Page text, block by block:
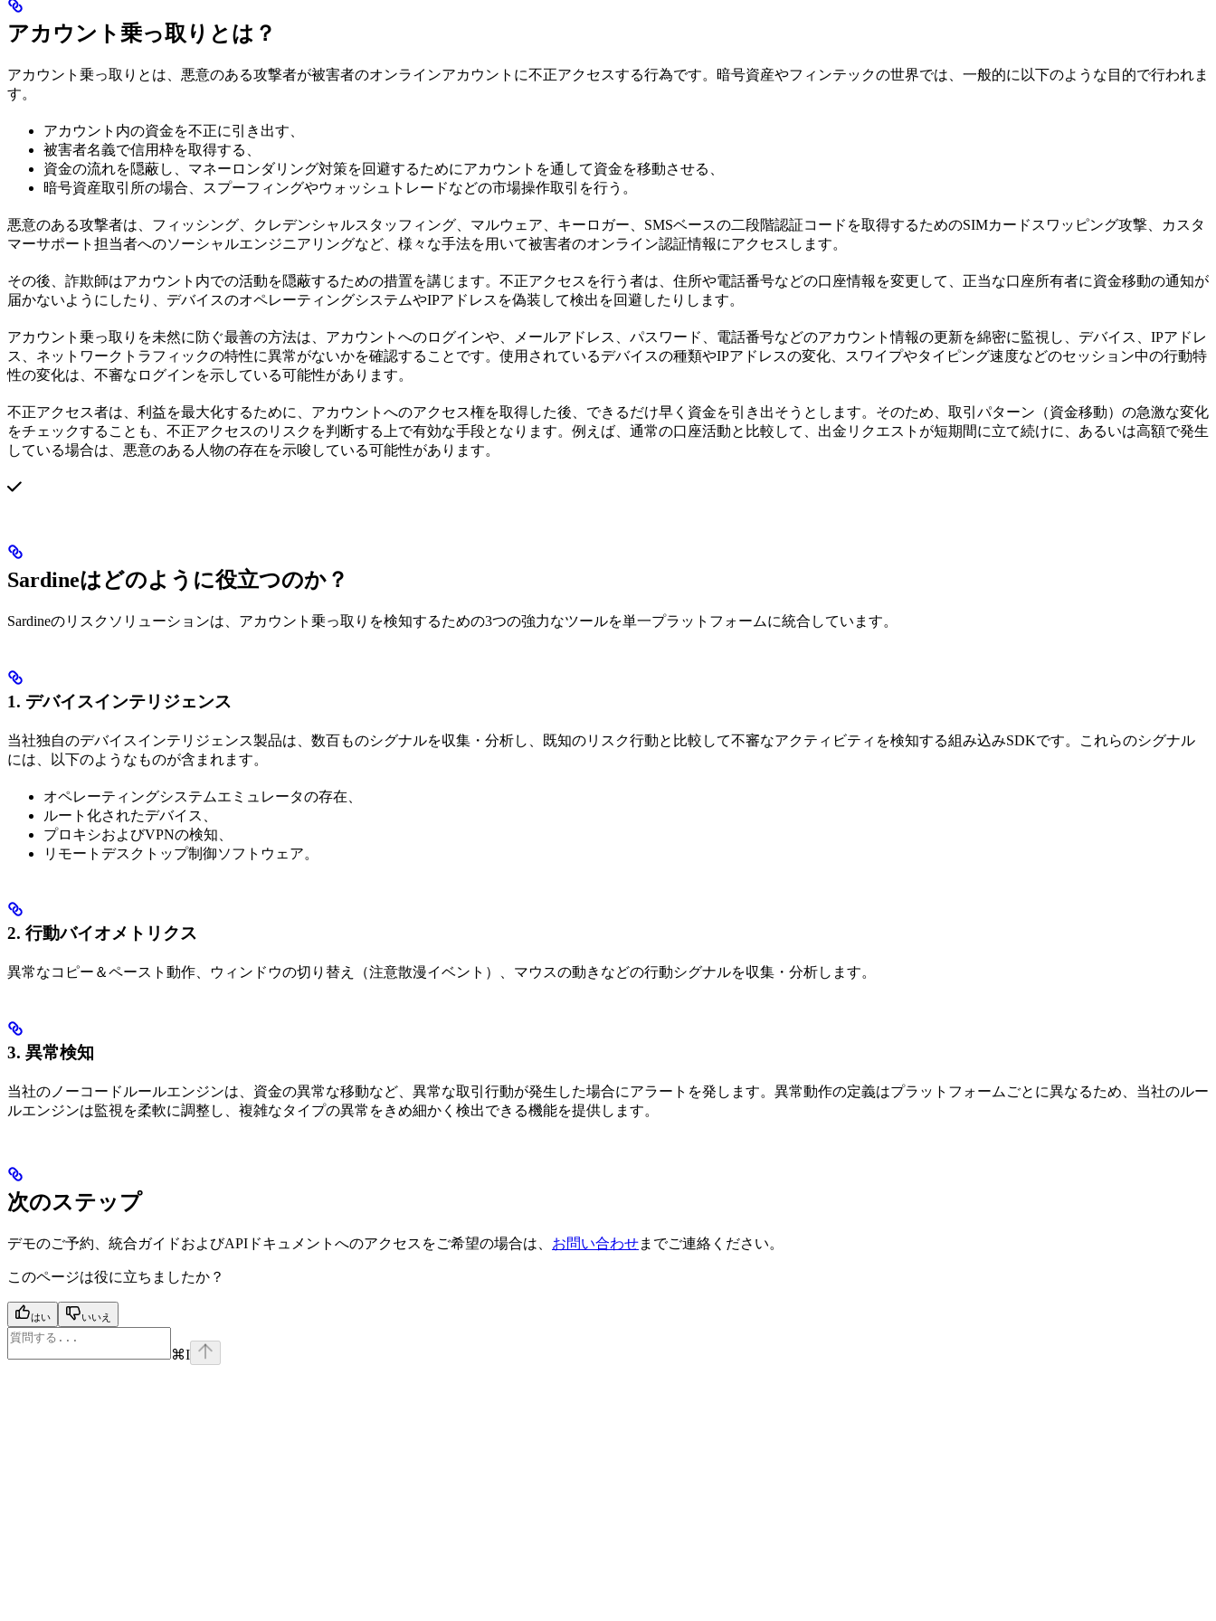
アカウント乗っ取りとは？
アカウント乗っ取りとは、悪意のある攻撃者が被害者のオンラインアカウントに不正アクセスする行為です。暗号資産やフィンテックの世界では、一般的に以下のような目的で行われま
す。
アカウント内の資金を不正に引き出す、
被害者名義で信用枠を取得する、
資金の流れを隠蔽し、マネーロンダリング対策を回避するためにアカウントを通して資金を移動させる、
暗号資産取引所の場合、スプーフィングやウォッシュトレードなどの市場操作取引を行う。
悪意のある攻撃者は、フィッシング、クレデンシャルスタッフィング、マルウェア、キーロガー、SMSベースの二段階認証コードを取得するためのSIMカードスワッピング攻撃、カスタ
マーサポート担当者へのソーシャルエンジニアリングなど、様々な手法を用いて被害者のオンライン認証情報にアクセスします。
その後、詐欺師はアカウント内での活動を隠蔽するための措置を講じます。不正アクセスを行う者は、住所や電話番号などの口座情報を変更して、正当な口座所有者に資金移動の通知が
届かないようにしたり、デバイスのオペレーティングシステムやIPアドレスを偽装して検出を回避したりします。
アカウント乗っ取りを未然に防ぐ最善の方法は、アカウントへのログインや、メールアドレス、パスワード、電話番号などのアカウント情報の更新を綿密に監視し、デバイス、IPアドレ
ス、ネットワークトラフィックの特性に異常がないかを確認することです。使用されているデバイスの種類やIPアドレスの変化、スワイプやタイピング速度などのセッション中の行動特
性の変化は、不審なログインを示している可能性があります。
不正アクセス者は、利益を最大化するために、アカウントへのアクセス権を取得した後、できるだけ早く資金を引き出そうとします。そのため、取引パターン（資金移動）の急激な変化
をチェックすることも、不正アクセスのリスクを判断する上で有効な手段となります。例えば、通常の口座活動と比較して、出金リクエストが短期間に立て続けに、あるいは高額で発生
している場合は、悪意のある人物の存在を示唆している可能性があります。
Sardineはどのように役立つのか？
Sardineのリスクソリューションは、アカウント乗っ取りを検知するための3つの強力なツールを単一プラットフォームに統合しています。
1. デバイスインテリジェンス
当社独自のデバイスインテリジェンス製品は、数百ものシグナルを収集・分析し、既知のリスク行動と比較して不審なアクティビティを検知する組み込みSDKです。これらのシグナル
には、以下のようなものが含まれます。
オペレーティングシステムエミュレータの存在、
ルート化されたデバイス、
プロキシおよびVPNの検知、
リモートデスクトップ制御ソフトウェア。
2. 行動バイオメトリクス
異常なコピー＆ペースト動作、ウィンドウの切り替え（注意散漫イベント）、マウスの動きなどの行動シグナルを収集・分析します。
3. 異常検知
当社のノーコードルールエンジンは、資金の異常な移動など、異常な取引行動が発生した場合にアラートを発します。異常動作の定義はプラットフォームごとに異なるため、当社のルー
ルエンジンは監視を柔軟に調整し、複雑なタイプの異常をきめ細かく検出できる機能を提供します。
次のステップ
デモのご予約、統合ガイドおよびAPIドキュメントへのアクセスをご希望の場合は、 お問い合わせまでご連絡ください。
このページは役に立ちましたか？
はい いいえ
⌘I